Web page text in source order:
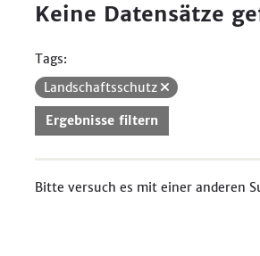
Keine Datensätze
Tags:
Landschaftsschutz
Ergebnisse filtern
Bitte versuch es mit einer anderen